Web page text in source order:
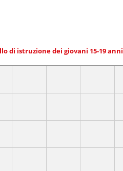
di istruzione dei giovani 15-19 anni